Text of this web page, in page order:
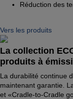
Réduction des
Vers les produits
La collection
produits à
La durabilité continue
maintenant garantie.
et «Cradle-to-Cradle